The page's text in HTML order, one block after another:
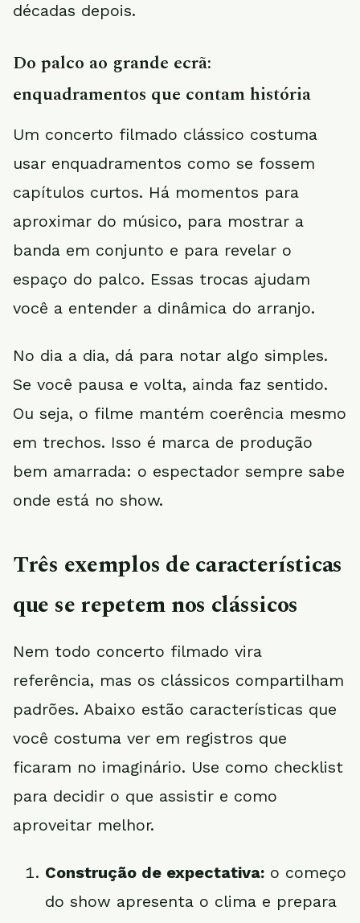
décadas depois.
Do palco ao grande ecrã:
enquadramentos que contam história
Um concerto filmado clássico costuma
usar enquadramentos como se fossem
capítulos curtos. Há momentos para
aproximar do músico, para mostrar a
banda em conjunto e para revelar o
espaço do palco. Essas trocas ajudam
você a entender a dinâmica do arranjo.
No dia a dia, dá para notar algo simples.
Se você pausa e volta, ainda faz sentido.
Ou seja, o filme mantém coerência mesmo
em trechos. Isso é marca de produção
bem amarrada: o espectador sempre sabe
onde está no show.
Três exemplos de características
que se repetem nos clássicos
Nem todo concerto filmado vira
referência, mas os clássicos compartilham
padrões. Abaixo estão características que
você costuma ver em registros que
ficaram no imaginário. Use como checklist
para decidir o que assistir e como
aproveitar melhor.
Construção de expectativa: o começo
do show apresenta o clima e prepara